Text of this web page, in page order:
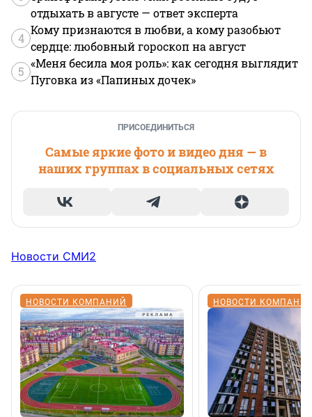
отдыхать в августе — ответ эксперта
4
Кому признаются в любви, а кому разобьют
сердце: любовный гороскоп на август
5
«Меня бесила моя роль»: как сегодня выглядит
Пуговка из «Папиных дочек»
ПРИСОЕДИНИТЬСЯ
Самые яркие фото и видео дня — в
наших группах в социальных сетях
Новости СМИ2
НОВОСТИ КОМПАНИЙ НОВОСТИ